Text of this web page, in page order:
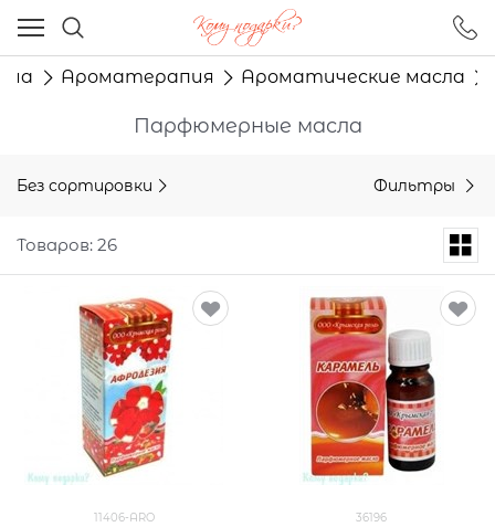
Ароматерапия Ароматические масла
Парфюмерные масла
Без сортировки Фильтры
Товаров: 26
11406-ARO 36196
Ваш город - Москва,
угадали?
ДА НЕТ